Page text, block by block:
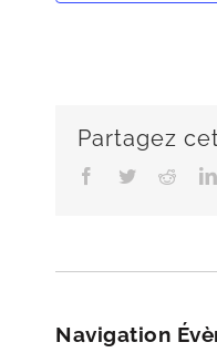
Partagez
Facebook
TwitterReddit
Navigation